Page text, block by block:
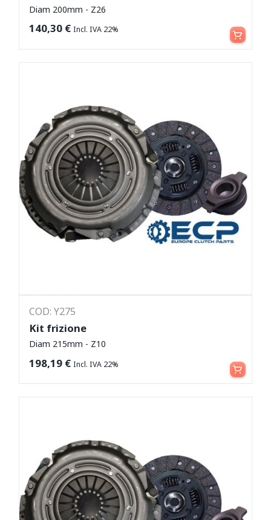
Diam 200mm - Z26
140,30 € Incl. IVA 22% Aggiungi al carrello
COD: Y275
Kit frizione
Diam 215mm - Z10
198,19 € Incl. IVA 22% Leggi tutto